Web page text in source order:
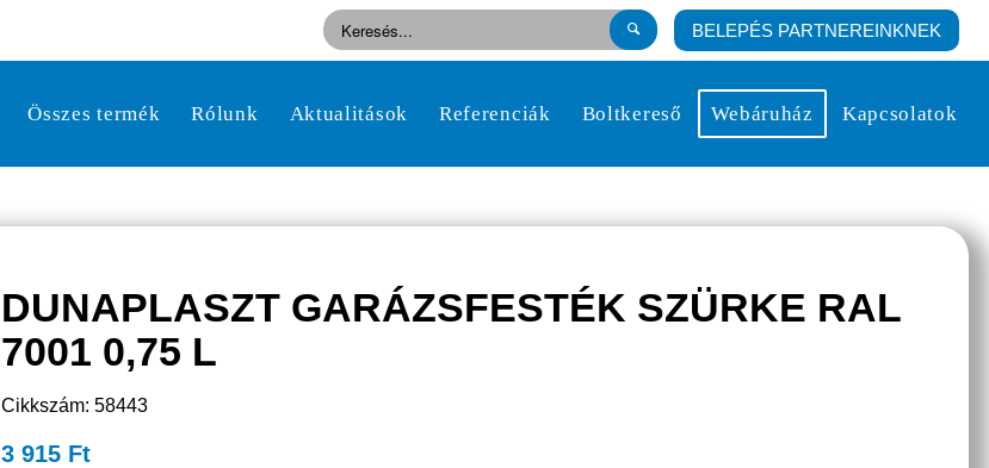
BELEPÉS PARTNEREINKNEK
Összes termék Rólunk Aktualitások Referenciák Boltkereső Webáruház Kapcsolatok
DUNAPLASZT GARÁZSFESTÉK SZÜRKE RAL
7001 0,75 L
Cikkszám: 58443
3 915 Ft